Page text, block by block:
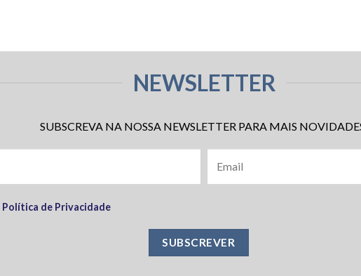
NEWSLETTER
SUBSCREVA NA NOSSA NEWSLETTER PARA MAIS
Política de Privacidade